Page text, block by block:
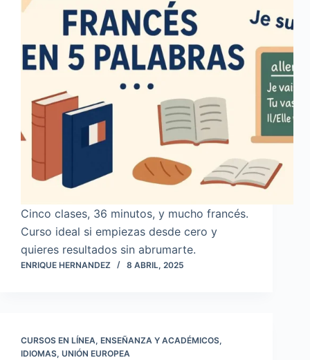
Cinco clases, 36 minutos, y mucho francés.
Curso ideal si empiezas desde cero y
quieres resultados sin abrumarte.
ENRIQUE HERNANDEZ 8 ABRIL, 2025
CURSOS EN LÍNEA, ENSEÑANZA Y ACADÉMICOS,
IDIOMAS, UNIÓN EUROPEA